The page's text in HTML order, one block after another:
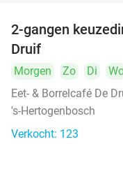
2-gangen
Druif
Morgen Zo Di
Eet- & Borrelcafé De
's-Hertogenbosch
Verkocht: 123